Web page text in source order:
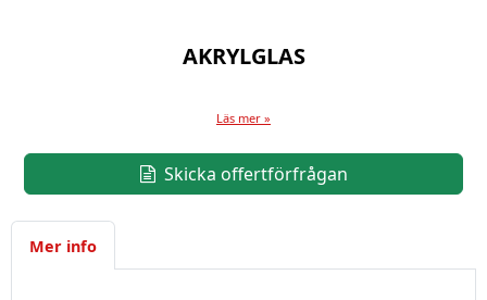
AKRYLGLAS
Läs mer »
Skicka offertförfrågan
Mer info